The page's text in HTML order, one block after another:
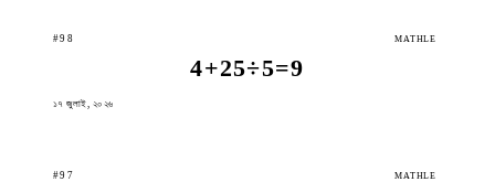
#98 MATHLE
4+25÷5=9
১৭ জুলাই, ২০২৬
#97 MATHLE